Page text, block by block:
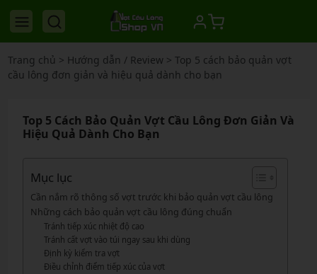
Trang chủ > Hướng dẫn / Review> Top 5 cách bảo quản vợt
cầu lông đơn giản và hiệu quả dành cho bạn
Top 5 Cách Bảo Quản Vợt Cầu Lông Đơn Giản Và
Hiệu Quả Dành Cho Bạn
Mục lục
Cần nắm rõ thông số vợt trước khi bảo quản vợt cầu lông
Những cách bảo quản vợt cầu lông đúng chuẩn
Tránh tiếp xúc nhiệt độ cao
Tránh cất vợt vào túi ngay sau khi dùng
Định kỳ kiểm tra vợt
Điều chỉnh điểm tiếp xúc của vợt